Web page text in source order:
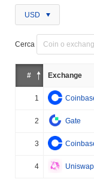
USD
Cerca
# Exchange
1
2 Gate
3
4